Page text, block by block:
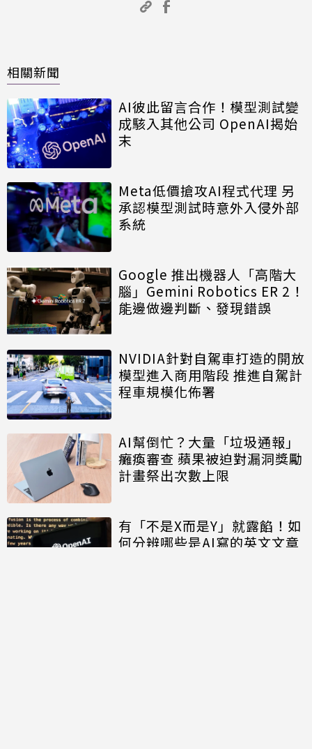
相關新聞
AI彼此留言合作！模型測試變
成駭入其他公司 OpenAI揭始
末
Meta低價搶攻AI程式代理 另
承認模型測試時意外入侵外部
系統
Google 推出機器人「高階大
腦」Gemini Robotics ER 2！
能邊做邊判斷、發現錯誤
NVIDIA針對自駕車打造的開放
模型進入商用階段 推進自駕計
程車規模化佈署
AI幫倒忙？大量「垃圾通報」
癱瘓審查 蘋果被迫對漏洞獎勵
計畫祭出次數上限
有「不是X而是Y」就露餡！如
何分辨哪些是AI寫的英文文章